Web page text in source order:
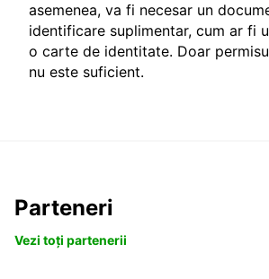
asemenea, va fi necesar un
identificare suplimentar, cum ar fi
o carte de identitate. Doar
nu este suficient.
Parteneri
Vezi toți partenerii